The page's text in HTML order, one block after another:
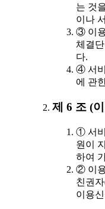
는 것
이나
③ 이
체결
다.
④ 서
에 관
제 6 조 (
① 서
원이
하여
② 이
친권
이용